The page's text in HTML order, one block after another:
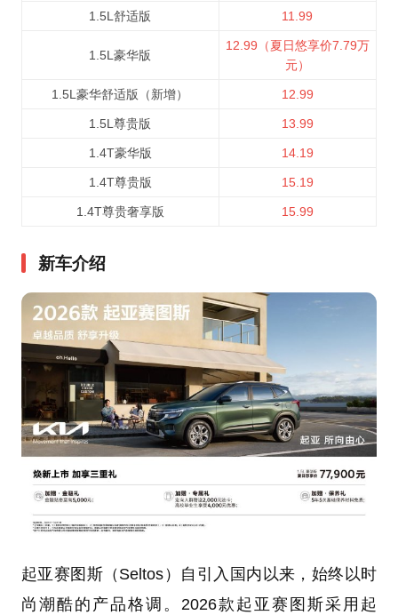
1.5L舒适版 11.99
1.5L豪华版
12.99（夏日悠享价7.79万
元）
1.5L豪华舒适版（新增） 12.99
1.5L尊贵版 13.99
1.4T豪华版 14.19
1.4T尊贵版 15.19
1.4T尊贵奢享版 15.99
新车介绍
起亚赛图斯（Seltos）自引入国内以来，始终以时
尚潮酷的产品格调。2026款起亚赛图斯采用起